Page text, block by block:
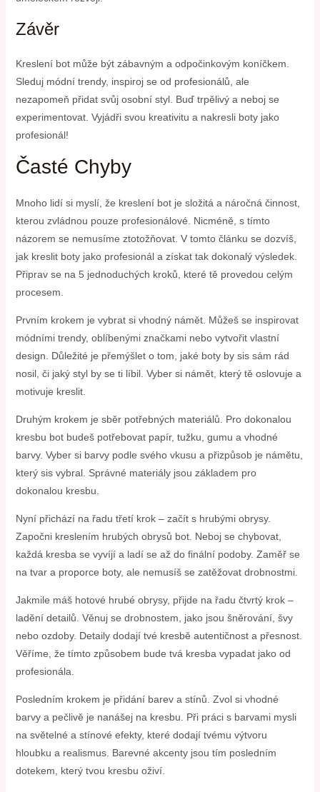
Závěr
Kreslení bot může být zábavným a odpočinkovým koníčkem.
Sleduj módní trendy, inspiroj se od profesionálů, ale
nezapomeň přidat svůj osobní styl. Buď trpělivý a neboj se
experimentovat. Vyjádři svou kreativitu a nakresli boty jako
profesionál!
Časté Chyby
Mnoho lidí si myslí, že kreslení bot je složitá a náročná činnost,
kterou zvládnou pouze profesionálové. Nicméně, s tímto
názorem se nemusíme ztotožňovat. V tomto článku se dozvíš,
jak kreslit boty jako profesionál a získat tak dokonalý výsledek.
Připrav se na 5 jednoduchých kroků, které tě provedou celým
procesem.
Prvním krokem je vybrat si vhodný námět. Můžeš se inspirovat
módními trendy, oblíbenými značkami nebo vytvořit vlastní
design. Důležité je přemýšlet o tom, jaké boty by sis sám rád
nosil, či jaký styl by se ti líbil. Vyber si námět, který tě oslovuje a
motivuje kreslit.
Druhým krokem je sběr potřebných materiálů. Pro dokonalou
kresbu bot budeš potřebovat papír, tužku, gumu a vhodné
barvy. Vyber si barvy podle svého vkusu a přizpůsob je námětu,
který sis vybral. Správné materiály jsou základem pro
dokonalou kresbu.
Nyní přichází na řadu třetí krok – začít s hrubými obrysy.
Započni kreslením hrubých obrysů bot. Neboj se chybovat,
každá kresba se vyvíjí a ladí se až do finální podoby. Zaměř se
na tvar a proporce boty, ale nemusíš se zatěžovat drobnostmi.
Jakmile máš hotové hrubé obrysy, přijde na řadu čtvrtý krok –
ladění detailů. Věnuj se drobnostem, jako jsou šněrování, švy
nebo ozdoby. Detaily dodají tvé kresbě autentičnost a přesnost.
Věříme, že tímto způsobem bude tvá kresba vypadat jako od
profesionála.
Posledním krokem je přidání barev a stínů. Zvol si vhodné
barvy a pečlivě je nanášej na kresbu. Při práci s barvami mysli
na světelné a stínové efekty, které dodají tvému výtvoru
hloubku a realismus. Barevné akcenty jsou tím posledním
dotekem, který tvou kresbu oživí.